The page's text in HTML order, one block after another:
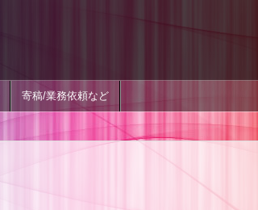
寄稿/業務依頼など